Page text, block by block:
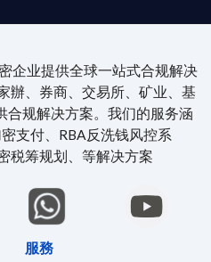
企业提供全球一站式合规解决
辦、券商、交易所、矿业、基
合规解决方案。我们的服务涵
支付、RBA反洗钱风控系
税筹规划、等解决方案
服務